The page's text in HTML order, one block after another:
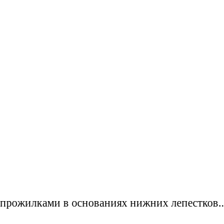
в основаниях нижних лепестков..